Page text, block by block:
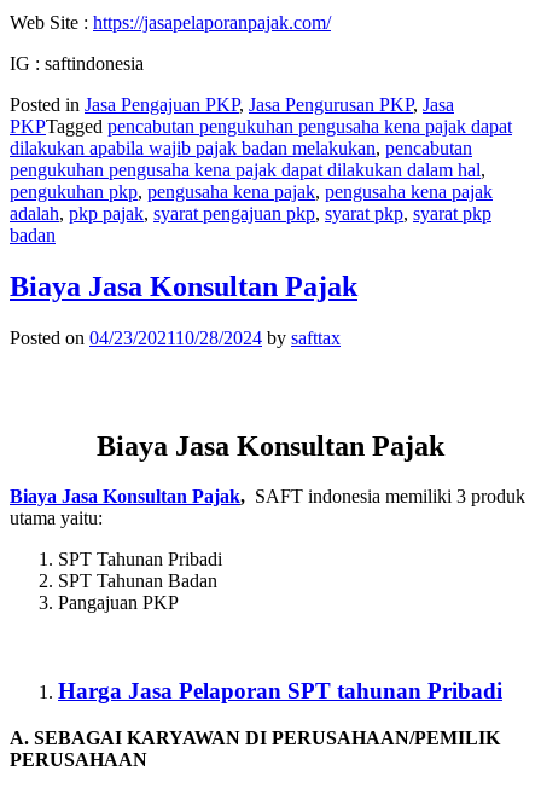
Web Site : https://jasapelaporanpajak.com/
IG : saftindonesia
Posted in Jasa Pengajuan PKP, Jasa Pengurusan PKP, Jasa
PKPTagged pencabutan pengukuhan pengusaha kena pajak dapat
dilakukan apabila wajib pajak badan melakukan, pencabutan
pengukuhan pengusaha kena pajak dapat dilakukan dalam hal,
pengukuhan pkp, pengusaha kena pajak, pengusaha kena pajak
adalah, pkp pajak, syarat pengajuan pkp, syarat pkp, syarat pkp
badan
Biaya Jasa Konsultan Pajak
Posted on 04/23/202110/28/2024 by safttax
Biaya Jasa Konsultan Pajak
Biaya Jasa Konsultan Pajak, SAFT indonesia memiliki 3 produk
utama yaitu:
SPT Tahunan Pribadi
SPT Tahunan Badan
Pangajuan PKP
Harga Jasa Pelaporan SPT tahunan Pribadi
A. SEBAGAI KARYAWAN DI PERUSAHAAN/PEMILIK
PERUSAHAAN